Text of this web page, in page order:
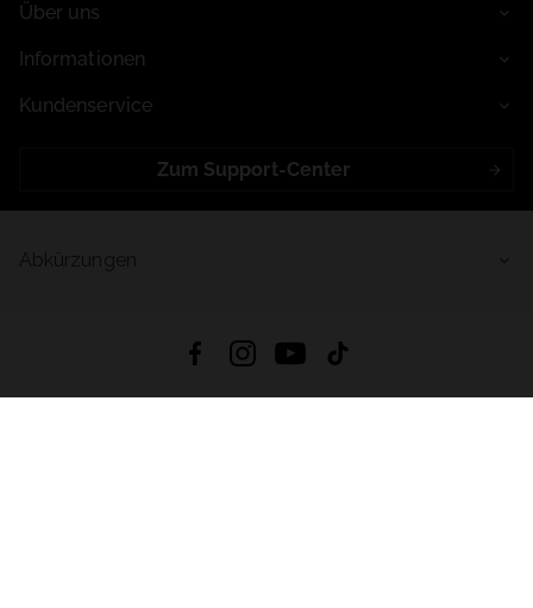
Über uns
Informationen
Kundenservice
Zum Support-Center